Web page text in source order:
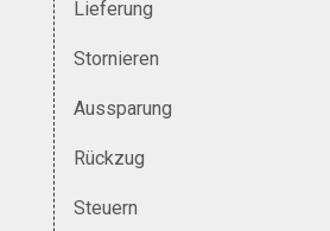
Lieferung
Stornieren
Aussparung
Rückzug
Steuern